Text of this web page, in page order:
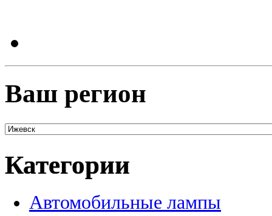
Ваш регион
Категории
Автомобильные лампы